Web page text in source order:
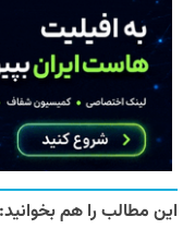
این مطالب را هم بخوانید: